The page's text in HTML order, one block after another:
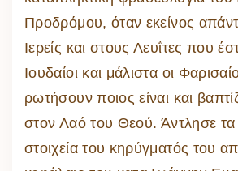
Προδρόμου, όταν εκείνος
Ιερείς και στους Λευΐτες που
Ιουδαίοι και μάλιστα οι
ρωτήσουν ποιος είναι και
στον Λαό του Θεού. Άντλησε τα
στοιχεία του κηρύγματός του